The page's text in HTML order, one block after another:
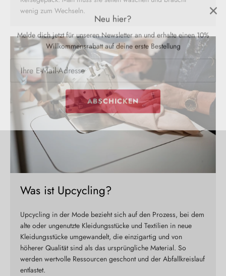
wenig zum Wechseln.
Was ist Upcycling?
Upcycling in der Mode bezieht sich auf den Prozess, bei dem
alte oder ungenutzte Kleidungsstücke und Textilien in neue
Kleidungsstücke umgewandelt, die einzigartig und von
höherer Qualität sind als das ursprüngliche Material. So
werden wertvolle Ressourcen geschont und der Abfallkreislauf
entlastet.
Melde dich jetzt für unseren Newsletter an und erhalte einen 10%
Willkommensrabatt auf deine erste Bestellung
ABSCHICKEN